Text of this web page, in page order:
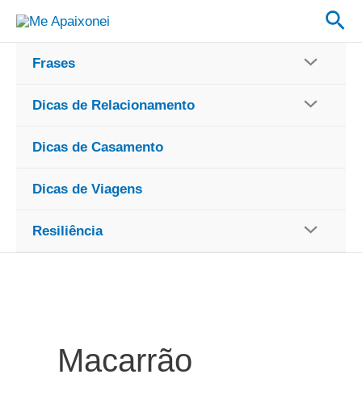
para
Frases
Dicas de Relacionamento
Dicas de Casamento
Dicas de Viagens
Resiliência
Macarrão